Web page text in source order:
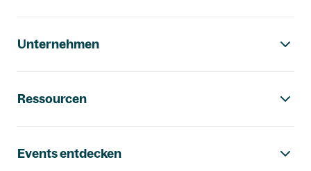
Unternehmen
Ressourcen
Events entdecken